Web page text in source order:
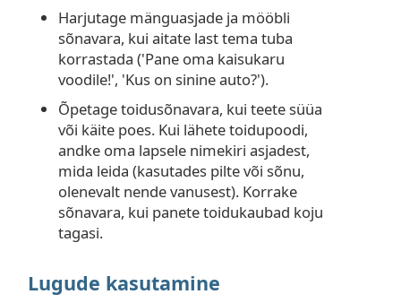
Harjutage mänguasjade ja mööbli
sõnavara, kui aitate last tema tuba
korrastada ('Pane oma kaisukaru
voodile!', 'Kus on sinine auto?').
Õpetage toidusõnavara, kui teete süüa
või käite poes. Kui lähete toidupoodi,
andke oma lapsele nimekiri asjadest,
mida leida (kasutades pilte või sõnu,
olenevalt nende vanusest). Korrake
sõnavara, kui panete toidukaubad koju
tagasi.
Lugude kasutamine